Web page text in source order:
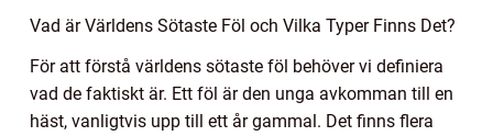
Vad är Världens Sötaste Föl och Vilka Typer Finns Det?
För att förstå världens sötaste föl behöver vi definiera
vad de faktiskt är. Ett föl är den unga avkomman till en
häst, vanligtvis upp till ett år gammal. Det finns flera